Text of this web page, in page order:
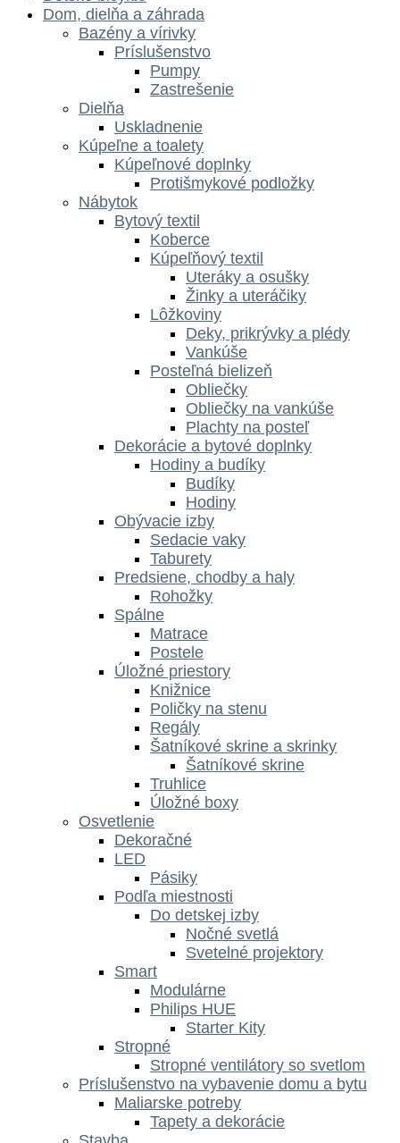
Dom, dielňa a záhrada
Bazény a vírivky
Príslušenstvo
Pumpy
Zastrešenie
Dielňa
Uskladnenie
Kúpeľne a toalety
Kúpeľnové doplnky
Protišmykové podložky
Nábytok
Bytový textil
Koberce
Kúpeľňový textil
Uteráky a osušky
Žinky a uteráčiky
Lôžkoviny
Deky, prikrývky a plédy
Vankúše
Posteľná bielizeň
Obliečky
Obliečky na vankúše
Plachty na posteľ
Dekorácie a bytové doplnky
Hodiny a budíky
Budíky
Hodiny
Obývacie izby
Sedacie vaky
Taburety
Predsiene, chodby a haly
Rohožky
Spálne
Matrace
Postele
Úložné priestory
Knižnice
Poličky na stenu
Regály
Šatníkové skrine a skrinky
Šatníkové skrine
Truhlice
Úložné boxy
Osvetlenie
Dekoračné
LED
Pásiky
Podľa miestnosti
Do detskej izby
Nočné svetlá
Svetelné projektory
Smart
Modulárne
Philips HUE
Starter Kity
Stropné
Stropné ventilátory so svetlom
Príslušenstvo na vybavenie domu a bytu
Maliarske potreby
Tapety a dekorácie